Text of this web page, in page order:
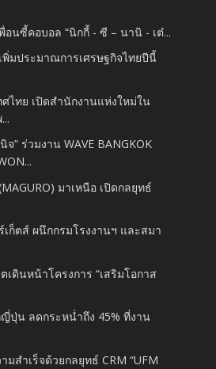
อนซี้คอบอล “นิกกี้ - ซี – นานิ - เต๋...
พิ่มประมาณการเศรษฐกิจไทยปีนี้
ไทย เปิดสำนักงานแห่งใหม่ใน
จ” ร่วมงาน WAVE BANGKOK
มาเหนือ เปิดกลยุทธ์
ก็ตส์ ผนึกกรมโรงงานฯ และสมา
เดินหน้าโครงการ “เสริมโอกาส
ญี่ปุ่น ลดกระหน่ำถึง 45% ที่งาน
มสำเร็จด้วยกลยุทธ์ CRM “UFM